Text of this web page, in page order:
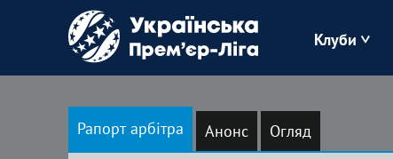
Клуби
Зоря
Рапорт арбітра Анонс Огляд